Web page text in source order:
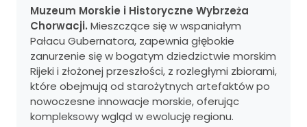
Muzeum Morskie i Historyczne Wybrzeża
Chorwacji. Mieszczące się w wspaniałym
Pałacu Gubernatora, zapewnia głębokie
zanurzenie się w bogatym dziedzictwie morskim
Rijeki i złożonej przeszłości, z rozległymi zbiorami,
które obejmują od starożytnych artefaktów po
nowoczesne innowacje morskie, oferując
kompleksowy wgląd w ewolucję regionu.